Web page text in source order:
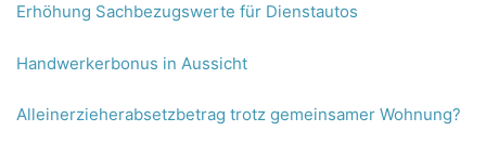
Erhöhung Sachbezugswerte für Dienstautos
Handwerkerbonus in Aussicht
Alleinerzieherabsetzbetrag trotz gemeinsamer Wohnung?